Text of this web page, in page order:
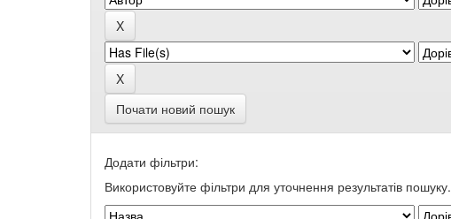
Почати новий пошук
Додати фільтри:
Використовуйте фільтри для уточнення результатів пошуку.